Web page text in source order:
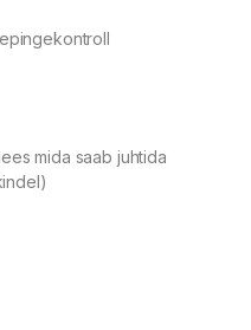
mida saab juhtida